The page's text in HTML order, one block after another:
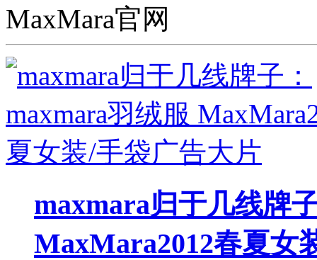
MaxMara官网
maxmara归于几线牌
MaxMara2012春夏女